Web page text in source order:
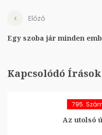
Előző
Egy szoba jár minden
Kapcsolódó Írások
795.
Az utolsó